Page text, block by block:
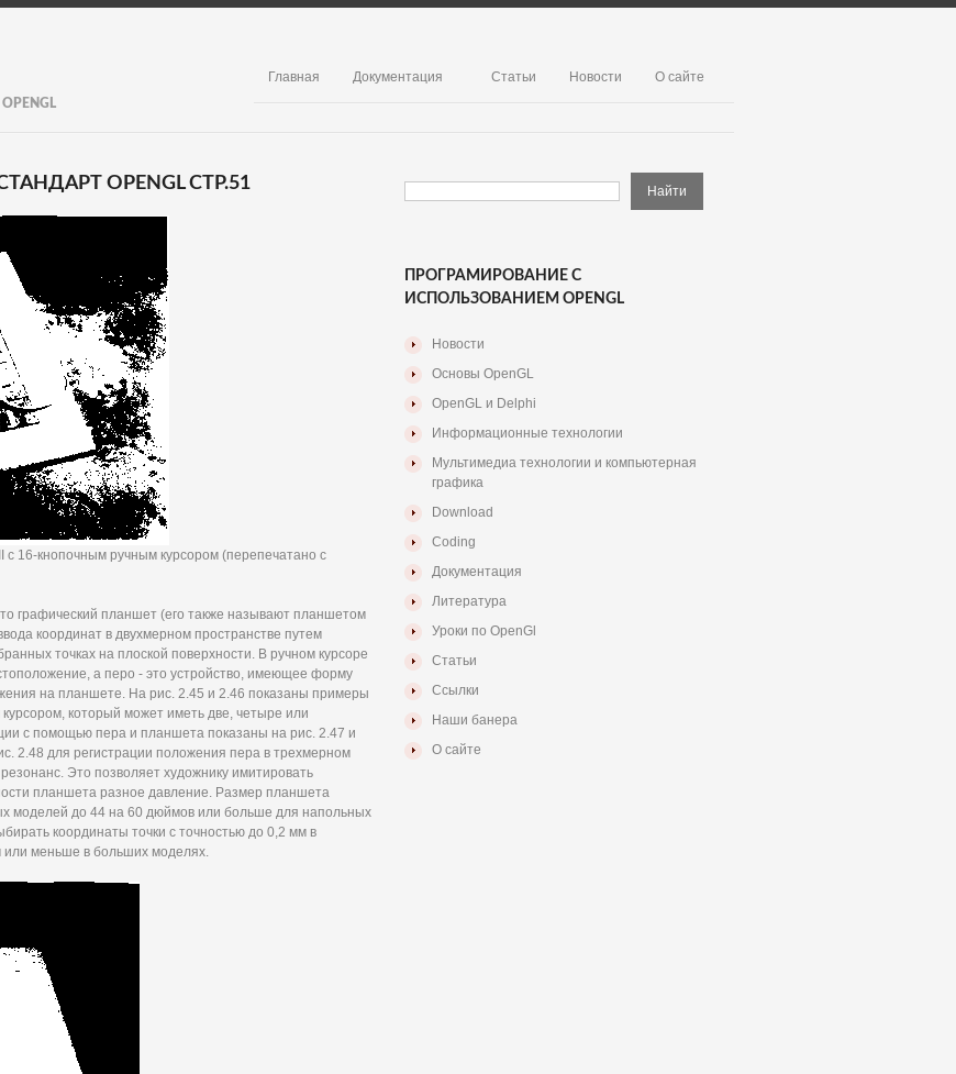
Главная Документация Статьи Новости О сайте
OPENGL СТР.51
16-кнопочным ручным курсором (перепечатано с
графический планшет (его также называют планшетом
координат в двухмерном пространстве путем
точках на плоской поверхности. В ручном курсоре
а перо - это устройство, имеющее форму
на планшете. На рис. 2.45 и 2.46 показаны примеры
который может иметь две, четыре или
с помощью пера и планшета показаны на рис. 2.47 и
2.48 для регистрации положения пера в трехмерном
Это позволяет художнику имитировать
планшета разное давление. Размер планшета
моделей до 44 на 60 дюймов или больше для напольных
координаты точки с точностью до 0,2 мм в
или меньше в больших моделях.
ПРОГРАМИРОВАНИЕ С
ИСПОЛЬЗОВАНИЕМ OPENGL
Новости
Основы OpenGL
OpenGL и Delphi
Информационные технологии
Мультимедиа технологии и компьютерная
графика
Download
Coding
Документация
Литература
Уроки по OpenGl
Статьи
Ссылки
Наши банера
О сайте